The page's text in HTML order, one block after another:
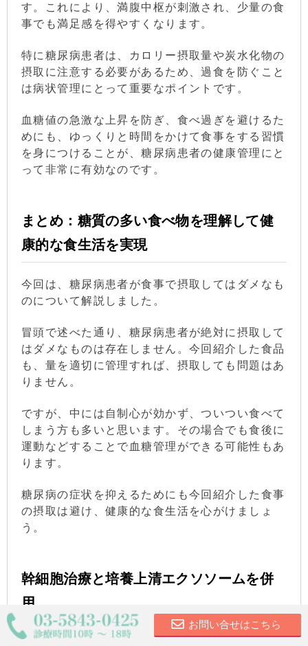
す。これにより、満腹中枢が刺激され、少量の食
事でも満足感を得やすくなります。
特に糖尿病患者は、カロリー摂取量や炭水化物の
摂取に注意する必要があるため、過食を防ぐこと
は病状管理にとって重要なポイントです。
血糖値の急激な上昇を防ぎ、食べ過ぎを避けるた
めにも、ゆっくりと時間をかけて食事をする習慣
を身につけることが、糖尿病患者の健康管理にと
って非常に有効なのです。
まとめ：糖質の多い食べ物を理解して健
康的な食生活を実現
今回は、糖尿病患者が食事で摂取してはダメなも
のについて解説しました。
冒頭で述べた通り、糖尿病患者が絶対に摂取して
はダメなものは存在しません。今回紹介した食品
も、量を適切に管理すれば、摂取しても問題はあ
りません。
ですが、中には自制心が効かず、ついつい食べて
しまう方も多いと思います。その場合でも食後に
運動などすることで血糖管理ができる可能性もあ
ります。
糖尿病の症状を抑えるためにも今回紹介した食事
の摂取は避け、健康的な食生活を心がけましょ
う。
幹細胞治療と培養上清エクソソームを併
用
～当院の糖尿病再生医療～お問い合せはこちら